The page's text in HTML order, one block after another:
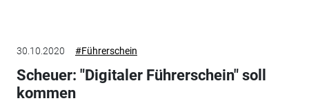
30.10.2020 #Führerschein
Scheuer: "Digitaler Führerschein" soll
kommen